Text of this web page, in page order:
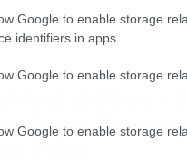
Google to enable storage
identifiers in apps.
Google to enable storage
Google to enable storage
11:01
μισθών –
Η
(Vid)